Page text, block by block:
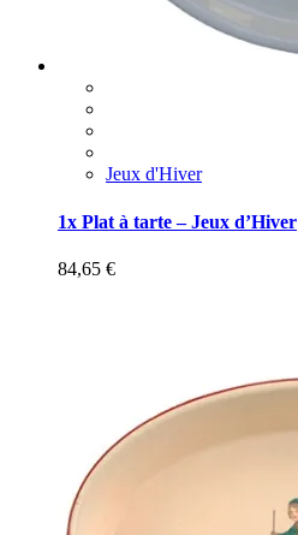
Jeux d'Hiver
1x Plat à tarte – Jeux d’Hiver
84,65 €